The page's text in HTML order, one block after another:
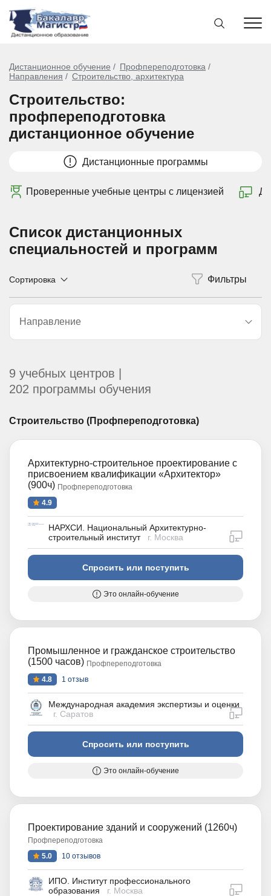
Дистанционное обучение
Профпереподготовка
Направления
Строительство, архитектура
Строительство:
профпереподготовка
дистанционное обучение
Дистанционные программы
Проверенные учебные центры с лицензией
Список дистанционных
специальностей и программ
Направление
Сортировка
9 учебных центров |
202 программы обучения
Строительство (Профпереподготовка)
Архитектурно-строительное проектирование с
присвоением квалификации «Архитектор»
(900ч) Профпереподготовка
4.9
НАРХСИ. Национальный Архитектурно-
строительный институт
г. Москва
Спросить или поступить
Это онлайн-обучение
Промышленное и гражданское строительство
(1500 часов) Профпереподготовка
4.8
1 отзыв
Международная академия экспертизы и оценки
г. Саратов
Спросить или поступить
Это онлайн-обучение
Проектирование зданий и сооружений (1260ч)
Профпереподготовка
5.0
10 отзывов
ИПО. Институт профессионального
образования
г. Москва